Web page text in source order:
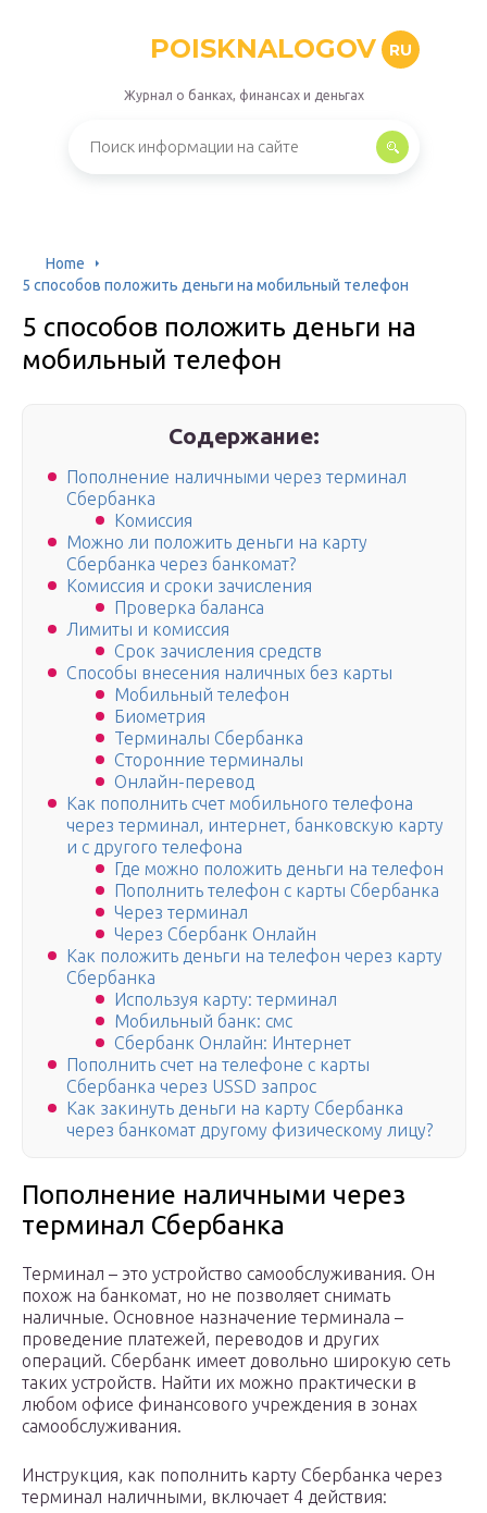
POISKNALOGOV RU
Журнал о банках, финансах и деньгах
Home
5 способов положить деньги на мобильный телефон
5 способов положить деньги на
мобильный телефон
Содержание:
Пополнение наличными через терминал
Сбербанка
Комиссия
Можно ли положить деньги на карту
Сбербанка через банкомат?
Комиссия и сроки зачисления
Проверка баланса
Лимиты и комиссия
Срок зачисления средств
Способы внесения наличных без карты
Мобильный телефон
Биометрия
Терминалы Сбербанка
Сторонние терминалы
Онлайн-перевод
Как пополнить счет мобильного телефона
через терминал, интернет, банковскую карту
и с другого телефона
Где можно положить деньги на телефон
Пополнить телефон с карты Сбербанка
Через терминал
Через Сбербанк Онлайн
Как положить деньги на телефон через карту
Сбербанка
Используя карту: терминал
Мобильный банк: смс
Сбербанк Онлайн: Интернет
Пополнить счет на телефоне с карты
Сбербанка через USSD запрос
Как закинуть деньги на карту Сбербанка
через банкомат другому физическому лицу?
Пополнение наличными через
терминал Сбербанка
Терминал – это устройство самообслуживания. Он
похож на банкомат, но не позволяет снимать
наличные. Основное назначение терминала –
проведение платежей, переводов и других
операций. Сбербанк имеет довольно широкую сеть
таких устройств. Найти их можно практически в
любом офисе финансового учреждения в зонах
самообслуживания.
Инструкция, как пополнить карту Сбербанка через
терминал наличными, включает 4 действия: